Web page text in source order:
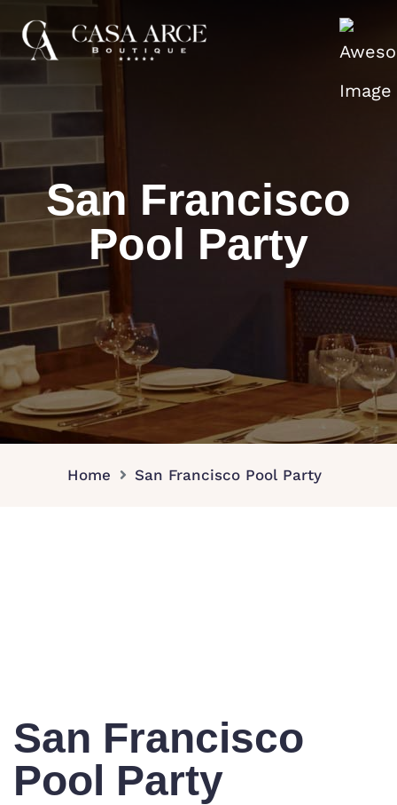
San Francisco
Pool Party
Home San Francisco Pool Party
San Francisco
Pool Party